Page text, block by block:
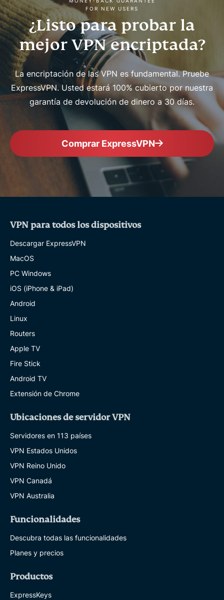
FOR NEW USERS
¿Listo para probar la
mejor VPN encriptada?
La encriptación de las VPN es fundamental. Pruebe
ExpressVPN. Usted estará 100% cubierto por nuestra
garantía de devolución de dinero a 30 días.
Comprar ExpressVPN
VPN para todos los dispositivos
Descargar ExpressVPN
MacOS
PC Windows
iOS (iPhone & iPad)
Android
Linux
Routers
Apple TV
Fire Stick
Android TV
Extensión de Chrome
Ubicaciones de servidor VPN
Servidores en 113 países
VPN Estados Unidos
VPN Reino Unido
VPN Canadá
VPN Australia
Funcionalidades
Descubra todas las funcionalidades
Planes y precios
Productos
ExpressKeys